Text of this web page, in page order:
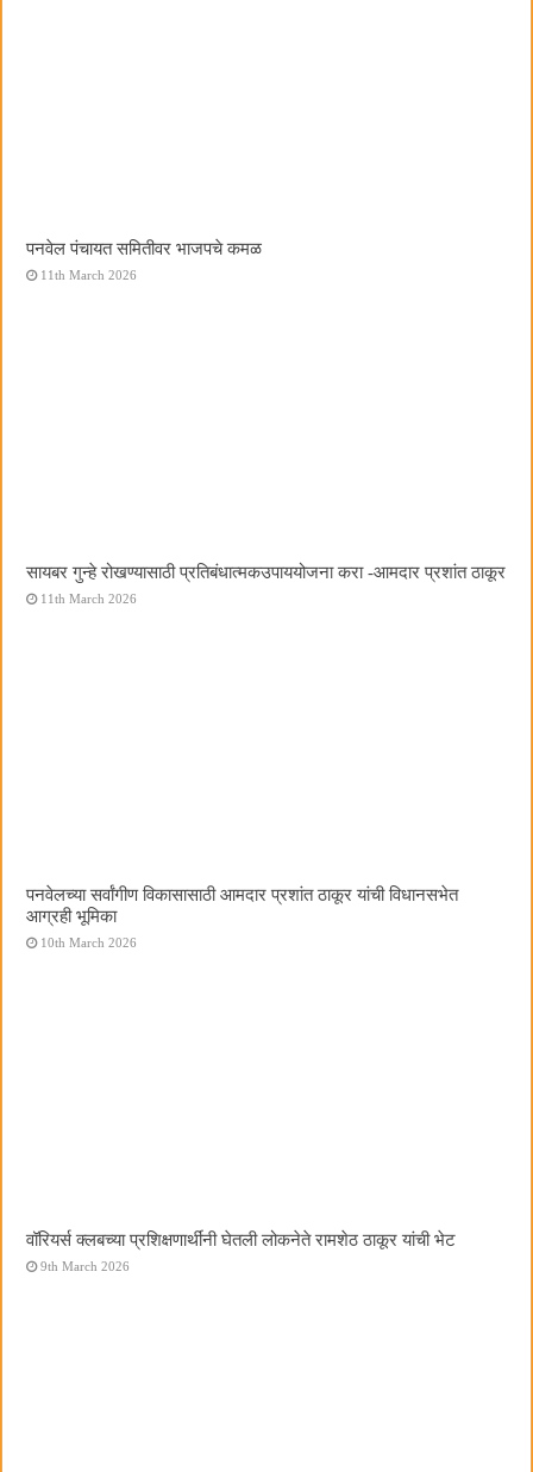
पनवेल पंचायत समितीवर भाजपचे कमळ
11th March 2026
सायबर गुन्हे रोखण्यासाठी प्रतिबंधात्मकउपाययोजना करा -आमदार प्रशांत ठाकूर
11th March 2026
पनवेलच्या सर्वांगीण विकासासाठी आमदार प्रशांत ठाकूर यांची विधानसभेत
आग्रही भूमिका
10th March 2026
वॉरियर्स क्लबच्या प्रशिक्षणार्थींनी घेतली लोकनेते रामशेठ ठाकूर यांची भेट
9th March 2026